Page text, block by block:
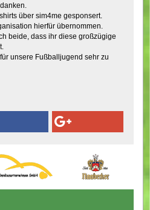
über sim4me gesponsert.
hierfür übernommen.
beide, dass ihr diese großzügige
unsere Fußballjugend sehr zu